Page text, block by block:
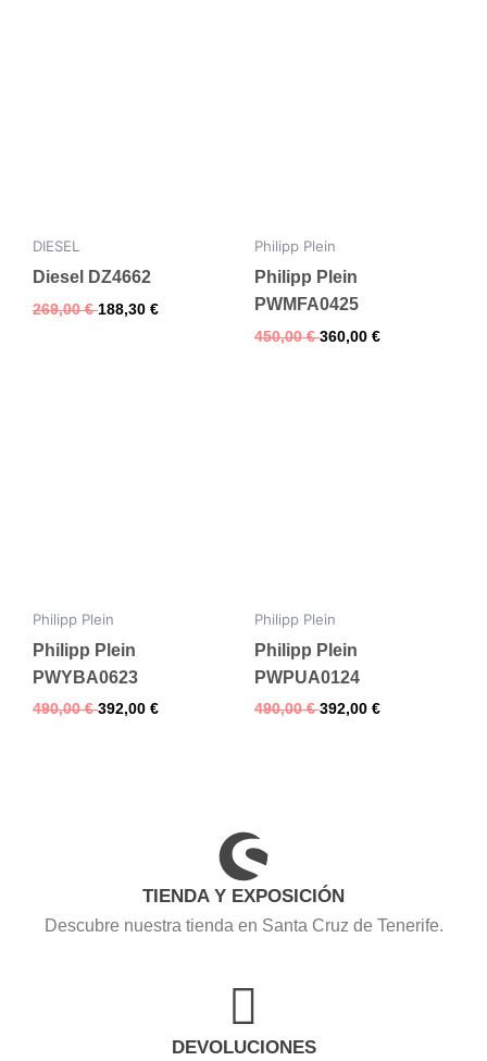
DIESEL
Diesel DZ4662
269,00€ 188,30 €
Philipp Plein
Philipp Plein
PWMFA0425
450,00€ 360,00 €
Philipp Plein
Philipp Plein
PWYBA0623
490,00€ 392,00 €
Philipp Plein
Philipp Plein
PWPUA0124
490,00€ 392,00 €
TIENDA Y EXPOSICIÓN
Descubre nuestra tienda en Santa Cruz de Tenerife.
DEVOLUCIONES